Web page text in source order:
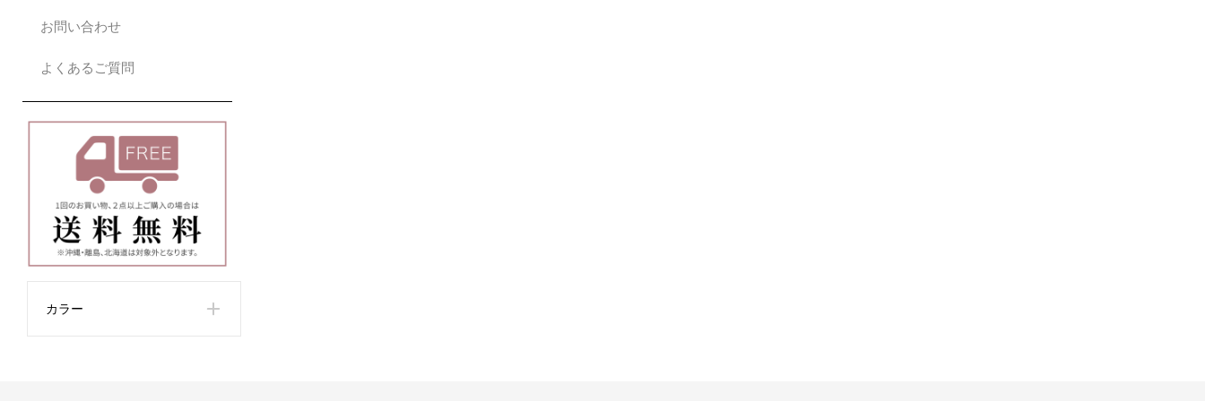
お問い合わせ
よくあるご質問
カラー